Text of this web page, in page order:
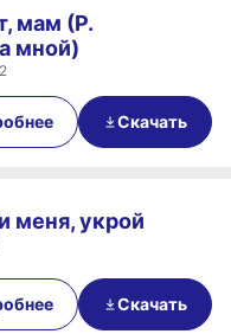
мам (Р.
мной)
Скачать
меня, укрой
Скачать